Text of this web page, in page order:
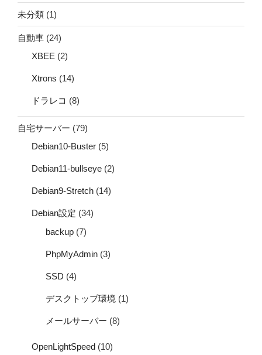
未分類 (1)
自動車 (24)
XBEE (2)
Xtrons (14)
ドラレコ (8)
自宅サーバー (79)
Debian10-Buster (5)
Debian11-bullseye (2)
Debian9-Stretch (14)
Debian設定 (34)
backup (7)
PhpMyAdmin (3)
SSD (4)
デスクトップ環境 (1)
メールサーバー (8)
OpenLightSpeed (10)